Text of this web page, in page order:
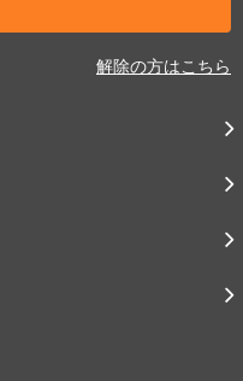
解除の方はこちら